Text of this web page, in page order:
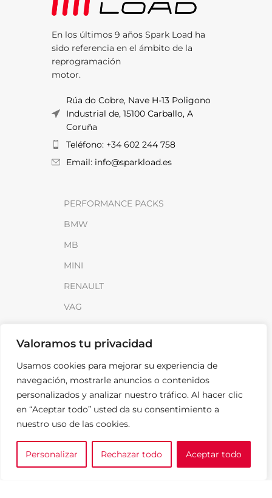
Valoramos tu privacidad
Usamos cookies para mejorar su experiencia de
navegación, mostrarle anuncios o contenidos
personalizados y analizar nuestro tráfico. Al hacer clic
en “Aceptar todo” usted da su consentimiento a
nuestro uso de las cookies.
Personalizar Rechazar todo Aceptar todo
En los últimos 9 años Spark Load ha
sido referencia en el ámbito de la
reprogramación
motor.
Rúa do Cobre, Nave H-13 Poligono
Industrial de, 15100 Carballo, A
Coruña
Teléfono: +34 602 244 758
Email: info@sparkload.es
PERFORMANCE PACKS
BMW
MB
MINI
RENAULT
VAG
INFORMACIÓN
Sobre SparkLoad
Distribuidores
FAQ
Contacto
Noticias
0